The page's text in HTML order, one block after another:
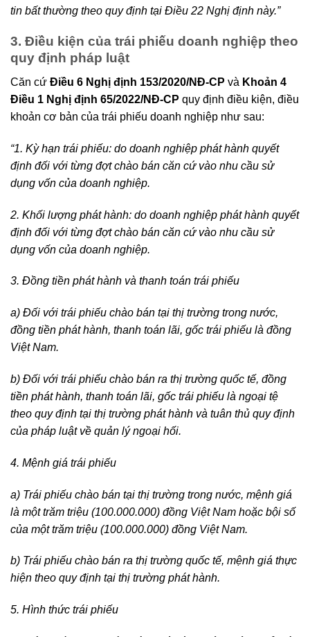
tin bất thường theo quy định tại Điều 22 Nghị định này.”
3. Điều kiện của trái phiếu doanh nghiệp theo
quy định pháp luật
Căn cứ Điều 6 Nghị định 153/2020/NĐ-CP và Khoản 4
Điều 1 Nghị định 65/2022/NĐ-CP quy định điều kiện, điều
khoản cơ bản của trái phiếu doanh nghiệp như sau:
“1. Kỳ hạn trái phiếu: do doanh nghiệp phát hành quyết
định đối với từng đợt chào bán căn cứ vào nhu cầu sử
dụng vốn của doanh nghiệp.
2. Khối lượng phát hành: do doanh nghiệp phát hành quyết
định đối với từng đợt chào bán căn cứ vào nhu cầu sử
dụng vốn của doanh nghiệp.
3. Đồng tiền phát hành và thanh toán trái phiếu
a) Đối với trái phiếu chào bán tại thị trường trong nước,
đồng tiền phát hành, thanh toán lãi, gốc trái phiếu là đồng
Việt Nam.
b) Đối với trái phiếu chào bán ra thị trường quốc tế, đồng
tiền phát hành, thanh toán lãi, gốc trái phiếu là ngoại tệ
theo quy định tại thị trường phát hành và tuân thủ quy định
của pháp luật về quản lý ngoại hối.
4. Mệnh giá trái phiếu
a) Trái phiếu chào bán tại thị trường trong nước, mệnh giá
là một trăm triệu (100.000.000) đồng Việt Nam hoặc bội số
của một trăm triệu (100.000.000) đồng Việt Nam.
b) Trái phiếu chào bán ra thị trường quốc tế, mệnh giá thực
hiện theo quy định tại thị trường phát hành.
5. Hình thức trái phiếu